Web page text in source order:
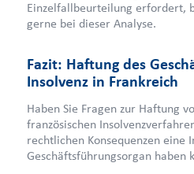
Einzelfallbeurteilung erfordert,
gerne bei dieser Analyse.
Fazit: Haftung des
Insolvenz in Frankreich
Haben Sie Fragen zur Haftung
französischen
rechtlichen Konsequenzen eine
Geschäftsführungsorgan haben